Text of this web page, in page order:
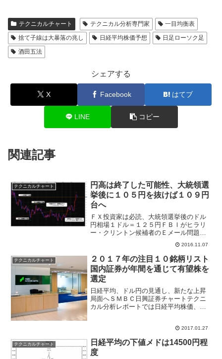
テクニカルチャート テクニカル分析専門家
一目均衡表
捨て子線は大暴落の兆し
日経平均株価予想
日足ローソク足
酒田五法
シェアする
X Facebook はてブ
LINE コピー
関連記事
テクニカルチャート
円高は終了した可能性、大統領選
挙後に１０５円を抜けば１０９円
台へ
ＦＸ投資家は必読、大統領選挙後のドル
円相場１ドル＝１２５円ＦＢＩがヒラリ
ー・クリントン候補者のＥメール問題を
訴追しない方針を発表、マーケットは一
気にリスクオン、買戻しが入って相場は
急伸。為替市場では１円以上の円安とな
り１ドル＝１０４円台、日...
2016.11.07
テクニカルチャート
２０１７年の注目１０銘柄リスト
国内証券が年間を通じて有望株を
選定
日経平均、ドル円の見通し、新たな上昇
局面へＳＭＢＣ日興証券チャートテクニ
カル分析レポートでは日経平均株価、ド
新たな上昇波動へ移行したと指摘。２０
１７年１月～３...
2017.01.27
テクニカルチャート
日経平均の下値メドは14500円程
度